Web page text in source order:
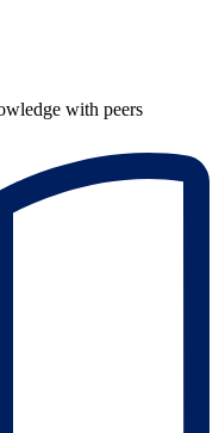
with peers